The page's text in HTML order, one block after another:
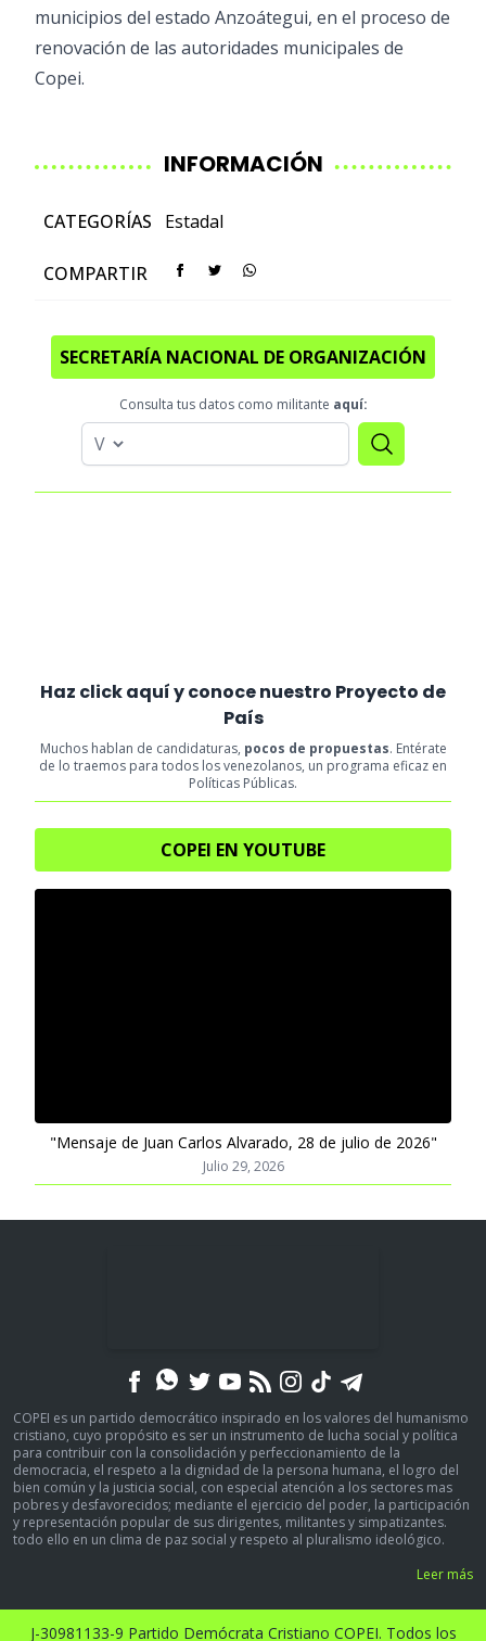
municipios del estado Anzoátegui, en el proceso de
renovación de las autoridades municipales de
Copei.
INFORMACIÓN
CATEGORÍAS Estadal
COMPARTIR
SECRETARÍA NACIONAL DE ORGANIZACIÓN
Consulta tus datos como militante aquí:
Haz click aquí y conoce nuestro Proyecto de
País
Muchos hablan de candidaturas, pocos de propuestas. Entérate
de lo traemos para todos los venezolanos, un programa eficaz en
Políticas Públicas.
COPEI EN YOUTUBE
"Mensaje de Juan Carlos Alvarado, 28 de julio de 2026"
Julio 29, 2026
COPEI es un partido democrático inspirado en los valores del humanismo
cristiano, cuyo propósito es ser un instrumento de lucha social y política
para contribuir con la consolidación y perfeccionamiento de la
democracia, el respeto a la dignidad de la persona humana, el logro del
bien común y la justicia social, con especial atención a los sectores mas
pobres y desfavorecidos; mediante el ejercicio del poder, la participación
y representación popular de sus dirigentes, militantes y simpatizantes.
todo ello en un clima de paz social y respeto al pluralismo ideológico.
Leer más
J-30981133-9 Partido Demócrata Cristiano COPEI. Todos los